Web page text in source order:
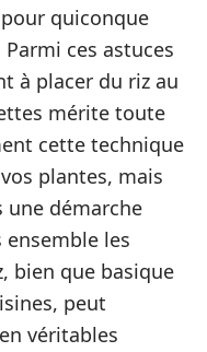
quiconque
ces astuces
à placer du riz au
mérite toute
cette technique
plantes, mais
une démarche
ensemble les
bien que basique
peut
véritables